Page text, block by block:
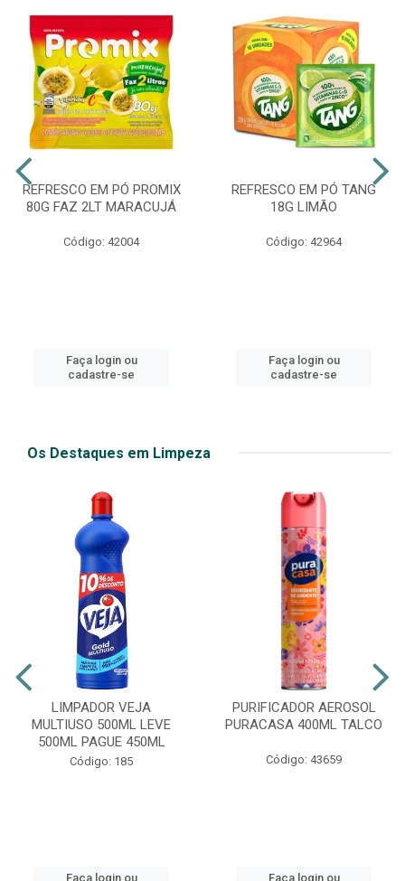
REFRESCO EM PÓ PROMIX
80G FAZ 2LT MARACUJÁ
Código: 42004
Faça login ou
cadastre-se
REFRESCO EM PÓ TANG
18G LIMÃO
Código: 42964
Faça login ou
cadastre-se
Os Destaques em Limpeza
LIMPADOR VEJA
MULTIUSO 500ML LEVE
500ML PAGUE 450ML
Código: 185
Faça login ou
PURIFICADOR AEROSOL
PURACASA 400ML TALCO
Código: 43659
Faça login ou